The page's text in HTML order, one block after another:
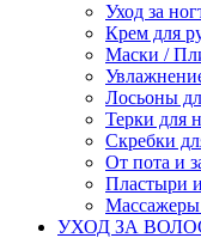
Уход за
Крем для
Маски /
Лосьоны
Терки для
Скребки
От пота и
Пластыри
Массажеры
УХОД ЗА